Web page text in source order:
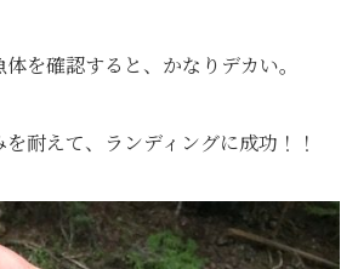
を確認すると、かなりデカい。
耐えて、ランディングに成功！！